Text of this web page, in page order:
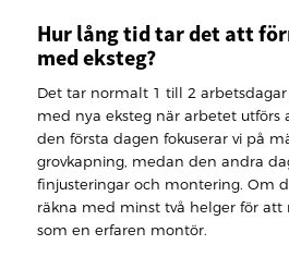
Hur lång tid tar det att
med eksteg?
Det tar normalt 1 till 2
med nya eksteg när arbetet utförs
den första dagen fokuserar vi på
grovkapning, medan den andra
finjusteringar och montering. Om
räkna med minst två helger för att
som en erfaren montör.